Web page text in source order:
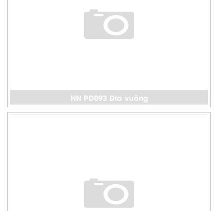
HN PD093 Dĩa vuông